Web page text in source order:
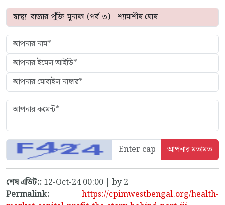
শেষ এডিট:: 12-Oct-24 00:00 | by 2
Permalink:
https://cpimwestbengal.org/health-